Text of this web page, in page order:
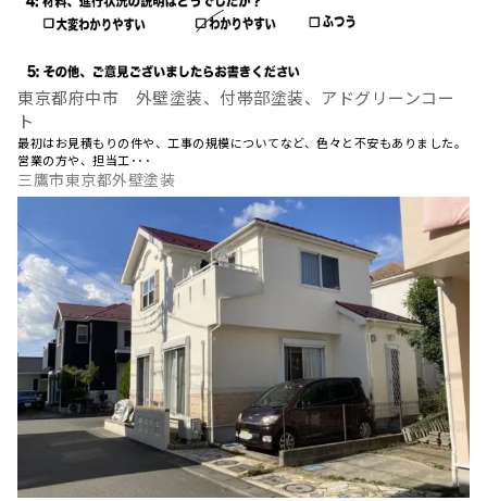
東京都府中市 外壁塗装、付帯部塗装、アドグリーンコー
ト
最初はお見積もりの件や、工事の規模についてなど、色々と不安もありました。
営業の方や、担当工･･･
三鷹市東京都外壁塗装